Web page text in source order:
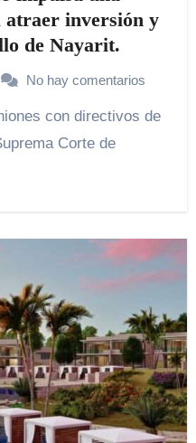
atraer inversión y
de Nayarit.
No hay comentarios
Corte de